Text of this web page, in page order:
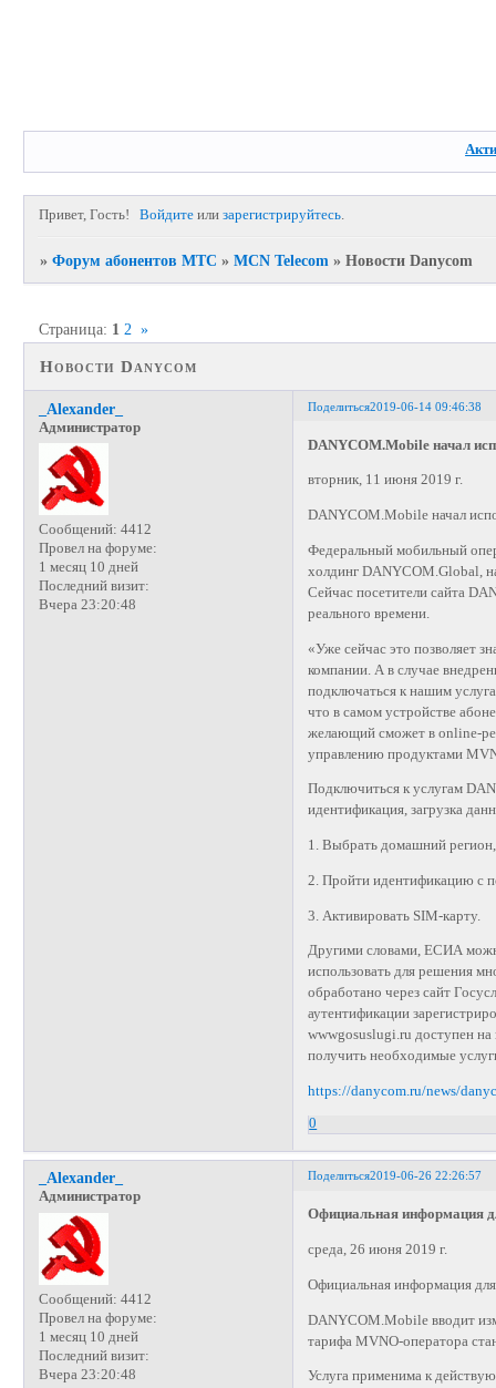
Привет, Гость! Войдите илизарегистрируйтесь.
»Форум абонентов МТС »MCN Telecom »Новости Danycom
Новости Danycom
Страница: 1 2 »
Поделиться2019-06-14 09:46:38
_Alexander_
Администратор
Сообщений: 4412
Провел на форуме:
1 месяц 10 дней
Последний визит:
Вчера 23:20:48
DANYCOM.Mobile начал
вторник, 11 июня 2019 г.
DANYCOM.Mobile начал
Федеральный мобильный
холдинг DANYCOM.Global,
Сейчас посетители сайта
реального времени.
«Уже сейчас это позволяет
компании. А в случае
подключаться к нашим
что в самом устройстве
желающий сможет в online-
управлению продуктами
Подключиться к услугам
идентификация, загрузка
1. Выбрать домашний
2. Пройти идентификацию с
3. Активировать SIM-карту.
Другими словами, ЕСИА
использовать для решения
обработано через сайт
аутентификации
wwwgosuslugi.ru доступен
получить необходимые
https://danycom.ru/news/
0
Поделиться2019-06-26 22:26:57
_Alexander_
Администратор
Сообщений: 4412
Провел на форуме:
1 месяц 10 дней
Последний визит:
Вчера 23:20:48
Официальная информация
среда, 26 июня 2019 г.
Официальная информация
DANYCOM.Mobile вводит
тарифа MVNO-оператора
Услуга применима к